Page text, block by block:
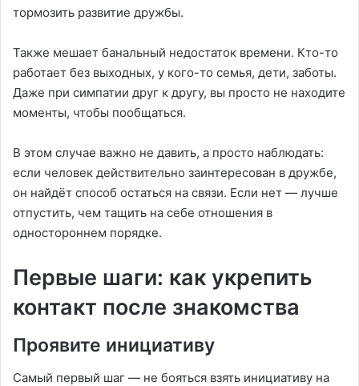
тормозить развитие дружбы.
Также мешает банальный недостаток времени. Кто-то
работает без выходных, у кого-то семья, дети, заботы.
Даже при симпатии друг к другу, вы просто не находите
моменты, чтобы пообщаться.
В этом случае важно не давить, а просто наблюдать:
если человек действительно заинтересован в дружбе,
он найдёт способ остаться на связи. Если нет — лучше
отпустить, чем тащить на себе отношения в
одностороннем порядке.
Первые шаги: как укрепить
контакт после знакомства
Проявите инициативу
Самый первый шаг — не бояться взять инициативу на